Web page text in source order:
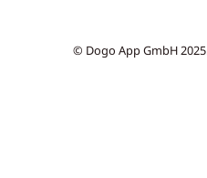
© Dogo App GmbH